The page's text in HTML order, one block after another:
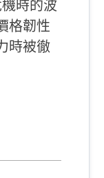
時的波
格韌性
時被徹